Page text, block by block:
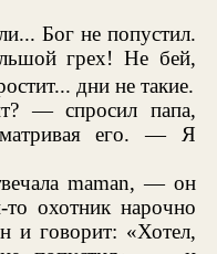
Бог не попустил.
грех! Не бей,
дни не такие.
— спросил папа,
его. — Я
maman, — он
то охотник нарочно
и говорит: «Хотел,